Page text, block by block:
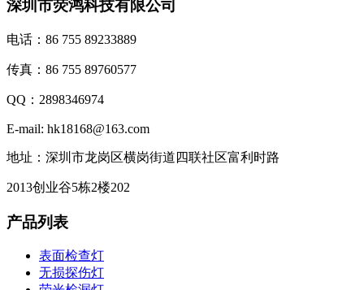
深圳市荧鸿科技有限公司
电话：86 755 89233889
传真：86 755 89760577
QQ：2898346974
E-mail: hk18168@163.com
地址：深圳市龙岗区横岗街道四联社区富利时路
2013创业谷5栋2楼202
产品列表
表面检查灯
无损探伤灯